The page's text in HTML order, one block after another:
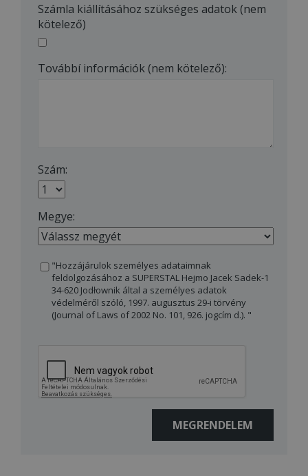
Számla kiállításához szükséges adatok (nem
kötelező)
Továbbí információk (nem kötelező):
Szám:
Megye:
"Hozzájárulok személyes adataimnak
feldolgozásához a SUPERSTAL Hejmo Jacek Sadek-1
34-620 Jodłownik által a személyes adatok
védelméről szóló, 1997. augusztus 29-i törvény
(Journal of Laws of 2002 No. 101, 926. jogcím d.). "